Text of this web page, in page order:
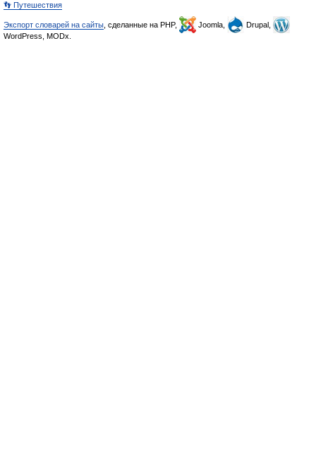
👣 Путешествия
Экспорт словарей на сайты , сделанные на PHP, Joomla,
Drupal,
WordPress, MODx.